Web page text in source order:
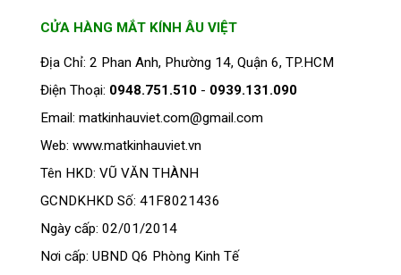
CỬA HÀNG MẮT KÍNH ÂU VIỆT
Địa Chỉ: 2 Phan Anh, Phường 14, Quận 6, TP.HCM
Điện Thoại: 0948.751.510 - 0939.131.090
Email: matkinhauviet.com@gmail.com
Web: www.matkinhauviet.vn
Tên HKD: VŨ VĂN THÀNH
GCNDKHKD Số: 41F8021436
Ngày cấp: 02/01/2014
Nơi cấp: UBND Q6 Phòng Kinh Tế